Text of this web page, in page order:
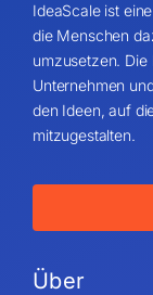
IdeaScale ist
die Menschen
umzusetzen. Die
Unternehmen
den Ideen, auf
mitzugestalten.
Über